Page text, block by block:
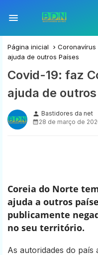
Página inicial Coronavírus
ajuda de outros Países
Covid-19: faz
ajuda de
person Bastidores da net
28 de março de
Coreia do Norte
ajuda a outros
publicamente
no seu território.
As autoridades do país